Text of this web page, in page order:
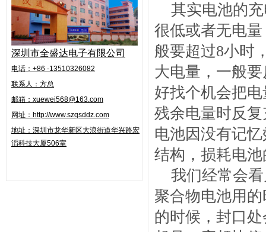
深圳市全盛达电子有限公司
电话：+86 -13510326082
联系人：方总
邮箱：xuewei568@163.com
网址：http://www.szqsddz.com
地址： 深圳市龙华新区大浪街道华兴路宏
滔科技大厦506室
其实电池的充
很低或者无电
般要超过8小时
大电量，一般
好找个机会把
残余电量时反
电池因没有记
结构，损耗电
我们经常会看
聚合物电池用
的时候，封口